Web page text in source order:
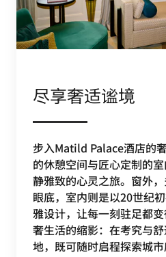
尽享奢适谧境
步入Matild Palace酒店的
的休憩空间与匠心定制的
静雅致的心灵之旅。窗外
眼底，室内则是以20世纪
雅设计，让每一刻驻足都
奢生活的缩影：在考究与
地，既可随时启程探索城